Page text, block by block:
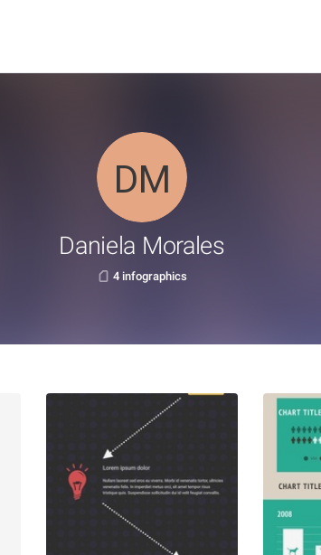
Daniela Morales
4 infographics